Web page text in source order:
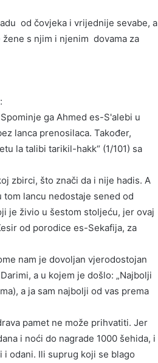
od čovjeka i vrijednije sevabe, a
s njim i njenim dovama za
ga Ahmed es-S'alebi u
lanca prenosilaca. Također,
la talibi tarikil-hakk“ (1/101) sa
zbirci, što znači da i nije hadis. A
lancu nedostaje sened od
je živio u šestom stoljeću, jer ovaj
od porodice es-Sekafija, za
nam je dovoljan vjerodostojan
a u kojem je došlo: „Najbolji
a ja sam najbolji od vas prema
pamet ne može prihvatiti. Jer
i noći do nagrade 1000 šehida, i
odani. Ili suprug koji se blago